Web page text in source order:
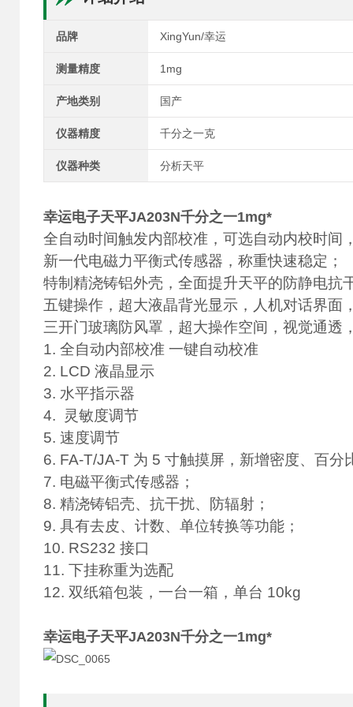
品牌 XingYun/幸运
测量精度 1mg
产地类别 国产
仪器精度 千分之一克
仪器种类 分析天平
幸运电子天平JA203N千分之一1mg*
全自动时间触发内部校准，可选自动内校时间
新一代电磁力平衡式传感器，称重快速稳定；
特制精浇铸铝外壳，全面提升天平的防静电抗
五键操作，超大液晶背光显示，人机对话界面
三开门玻璃防风罩，超大操作空间，视觉通透
1. 全自动内部校准 一键自动校准
2. LCD 液晶显示
3. 水平指示器
4. 灵敏度调节
5. 速度调节
6. FA-T/JA-T 为 5 寸触摸屏，新增密度、百分
7. 电磁平衡式传感器；
8. 精浇铸铝壳、抗干扰、防辐射；
9. 具有去皮、计数、单位转换等功能；
10. RS232 接口
11. 下挂称重为选配
12. 双纸箱包装，一台一箱，单台 10kg
幸运电子天平JA203N千分之一1mg*